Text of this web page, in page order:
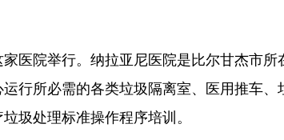
院举行。纳拉亚尼医院是比尔甘杰市所
行所必需的各类垃圾隔离室、医用推车、
圾处理标准操作程序培训。